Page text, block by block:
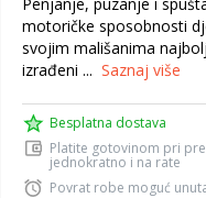
motoričke sposobnosti
svojim mališanima
izrađeni ... Saznaj više
Besplatna dostava
Platite gotovinom pri
jednokratno i na rate
Povrat robe moguć